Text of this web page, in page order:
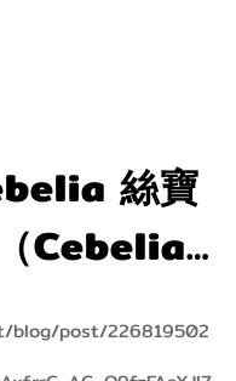
濕的功能。
寶麗》，這個品牌我也
絲寶
Cebelia
肽瞬效修
blog/post/226819502